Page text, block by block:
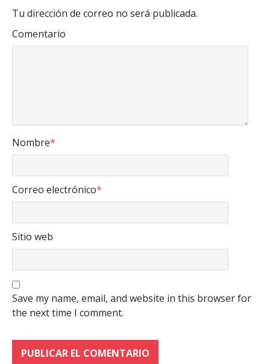
Tu dirección de correo no será publicada.
Comentario
Nombre*
Correo electrónico*
Sitio web
Save my name, email, and website in this browser for
the next time I comment.